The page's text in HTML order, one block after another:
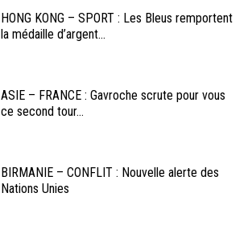
HONG KONG – SPORT : Les Bleus remportent
la médaille d’argent...
ASIE – FRANCE : Gavroche scrute pour vous
ce second tour...
BIRMANIE – CONFLIT : Nouvelle alerte des
Nations Unies